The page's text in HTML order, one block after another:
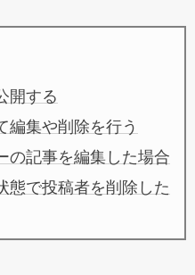
開する
編集や削除を行う
の記事を編集した場合
態で投稿者を削除した